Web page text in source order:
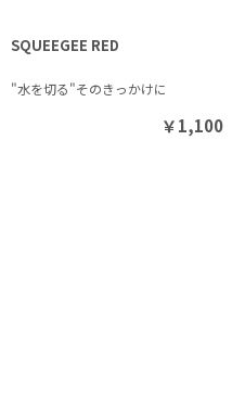
SQUEEGEE RED
"水を切る"そのきっかけに
￥1,100